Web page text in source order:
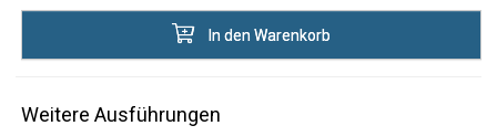
In den Warenkorb
Weitere Ausführungen